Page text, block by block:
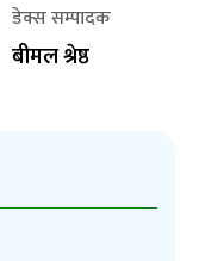
डेक्स सम्पादक
बीमल श्रेष्ठ